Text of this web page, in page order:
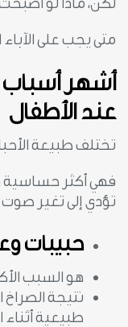
متى يجب على الآباء
أشهر أسباب
عند الأطفال
تختلف طبيعة
فهي أكثر حساسية
تؤدي إلى تغير
حبيبات
هو السبب
نتيجة الصراخ
طبيعية